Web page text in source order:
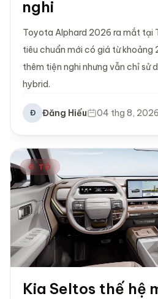
nghi
Toyota Alphard 2026 ra mắt tại
tiêu chuẩn mới có giá từ khoảng
thêm tiện nghi nhưng vẫn chỉ sử
hybrid.
Đ Đăng Hiếu 04 thg 8, 2026
Ô TÔ
Kia Seltos thế hệ